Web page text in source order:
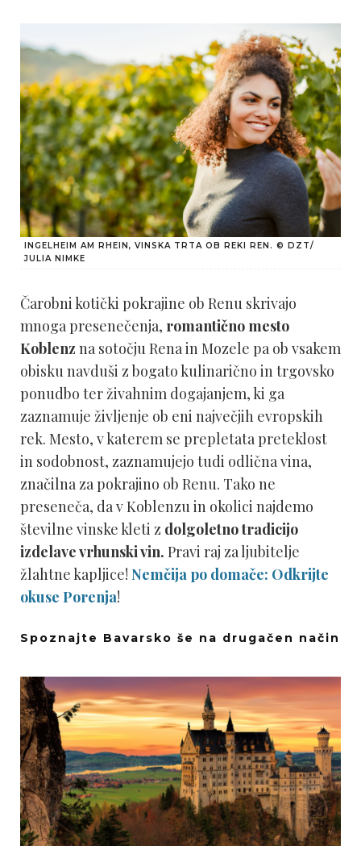
INGELHEIM AM RHEIN, VINSKA TRTA OB REKI REN. © DZT/
JULIA NIMKE
Čarobni kotički pokrajine ob Renu skrivajo
mnoga presenečenja, romantično mesto
Koblenz na sotočju Rena in Mozele pa ob vsakem
obisku navduši z bogato kulinarično in trgovsko
ponudbo ter živahnim dogajanjem, ki ga
zaznamuje življenje ob eni največjih evropskih
rek. Mesto, v katerem se prepletata preteklost
in sodobnost, zaznamujejo tudi odlična vina,
značilna za pokrajino ob Renu. Tako ne
preseneča, da v Koblenzu in okolici najdemo
številne vinske kleti z dolgoletno tradicijo
izdelave vrhunski vin. Pravi raj za ljubitelje
žlahtne kapljice! Nemčija po domače: Odkrijte
okuse Porenja!
Spoznajte Bavarsko še na drugačen način